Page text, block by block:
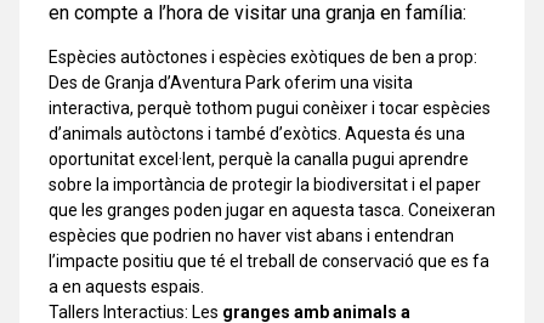
en compte a l’hora de visitar una granja en família:
Espècies autòctones i espècies exòtiques de ben a prop:
Des de Granja d’Aventura Park oferim una visita
interactiva, perquè tothom pugui conèixer i tocar espècies
d’animals autòctons i també d’exòtics. Aquesta és una
oportunitat excel·lent, perquè la canalla pugui aprendre
sobre la importància de protegir la biodiversitat i el paper
que les granges poden jugar en aquesta tasca. Coneixeran
espècies que podrien no haver vist abans i entendran
l’impacte positiu que té el treball de conservació que es fa
a en aquests espais.
Tallers Interactius: Les granges amb animals a